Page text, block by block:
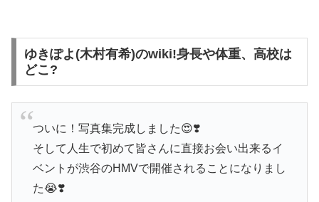
ゆきぽよ(木村有希)のwiki!身長や体重、高校は
どこ?
ついに！写真集完成しました😍❣️
そして人生で初めて皆さんに直接お会い出来るイ
ベントが渋谷のHMVで開催されることになりまし
た😭❣️